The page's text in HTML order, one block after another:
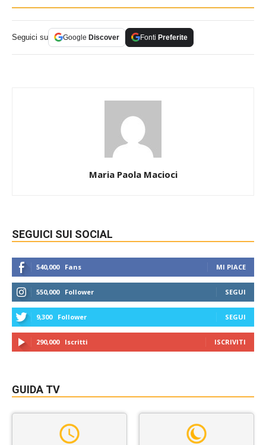
Seguici su Google Discover Fonti Preferite
Maria Paola Macioci
SEGUICI SUI SOCIAL
540,000 Fans MI PIACE
550,000 Follower SEGUI
9,300 Follower SEGUI
290,000 Iscritti ISCRIVITI
GUIDA TV